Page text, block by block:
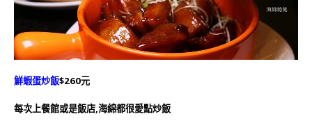
鮮蝦蛋炒飯$260元
每次上餐館或是飯店,海綿都很愛點炒飯